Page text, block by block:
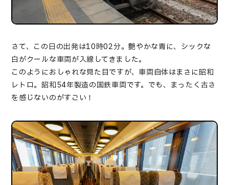
さて、この日の出発は10時02分。艶やかな青に、シックな
白がクールな車両が入線してきました。
このようにおしゃれな見た目ですが、車両自体はまさに昭和
レトロ。昭和54年製造の国鉄車両です。でも、まったく古さ
を感じないのがすごい！